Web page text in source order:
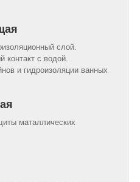
слой.
контакт с водой.
и гидроизоляции ванных
маталлических